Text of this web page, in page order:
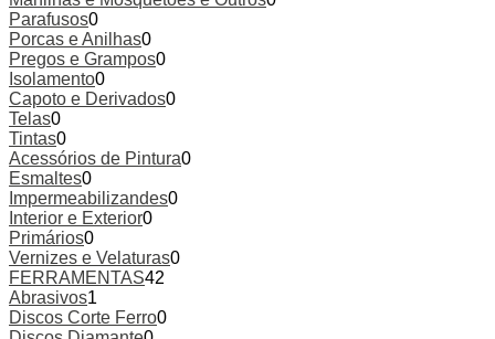
Parafusos0
Porcas e Anilhas0
Pregos e Grampos0
Isolamento0
Capoto e Derivados0
Telas0
Tintas0
Acessórios de Pintura0
Esmaltes0
Impermeabilizandes0
Interior e Exterior0
Primários0
Vernizes e Velaturas0
FERRAMENTAS42
Abrasivos1
Discos Corte Ferro0